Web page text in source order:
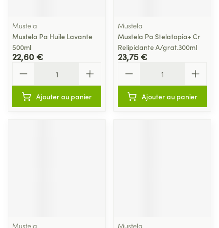
Mustela
Mustela Pa Huile Lavante
500ml
22,60 €
Ajouter au panier
Mustela
Mustela Pa Stelatopia+ Cr
Relipidante A/grat.300ml
23,75 €
Ajouter au panier
Mustela Mustela